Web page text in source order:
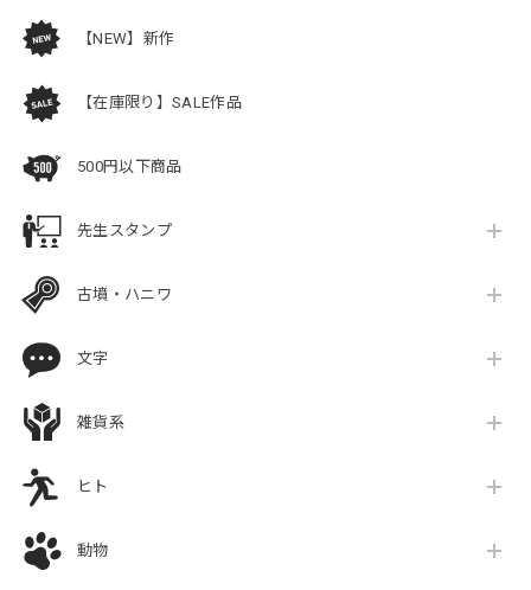
【NEW】新作
【在庫限り】SALE作品
500円以下商品
先生スタンプ
古墳・ハニワ
文字
雑貨系
ヒト
動物